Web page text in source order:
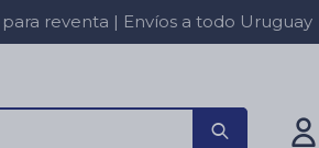
para reventa | Envíos a todo Uruguay